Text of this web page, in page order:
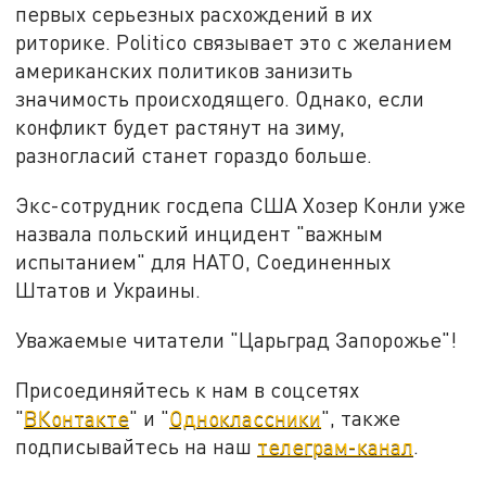
первых серьезных расхождений в их
риторике. Politico связывает это с желанием
американских политиков занизить
значимость происходящего. Однако, если
конфликт будет растянут на зиму,
разногласий станет гораздо больше.
Экс-сотрудник госдепа США Хозер Конли уже
назвала польский инцидент "важным
испытанием" для НАТО, Соединенных
Штатов и Украины.
Уважаемые читатели "Царьград Запорожье"!
Присоединяйтесь к нам в соцсетях
"ВКонтакте" и "Одноклассники", также
подписывайтесь на наш телеграм-канал